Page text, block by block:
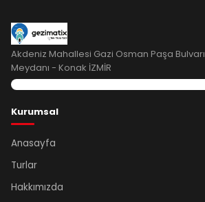
Akdeniz Mahallesi Gazi Osman Paşa
Meydanı - Konak İZMİR
Kurumsal
Anasayfa
Turlar
Hakkımızda